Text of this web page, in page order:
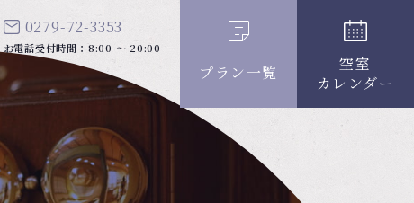
0279-72-3353
お電話受付時間：8:00 ～ 20:00
プラン一覧
空室
カレンダー